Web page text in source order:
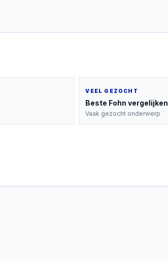
VEEL GEZOCHT
Beste Fohn vergelijken
Vaak gezocht onderwerp